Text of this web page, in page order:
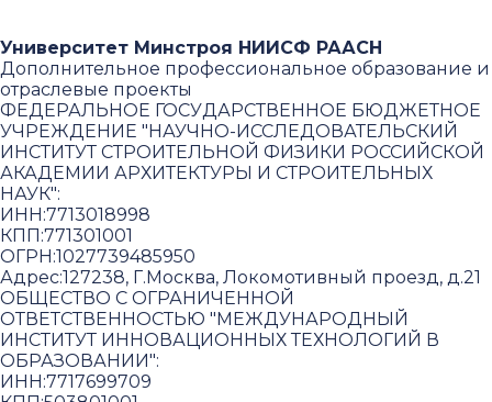
Университет Минстроя НИИСФ РААСН
Дополнительное профессиональное образование и
отраслевые проекты
ФЕДЕРАЛЬНОЕ ГОСУДАРСТВЕННОЕ БЮДЖЕТНОЕ
УЧРЕЖДЕНИЕ "НАУЧНО-ИССЛЕДОВАТЕЛЬСКИЙ
ИНСТИТУТ СТРОИТЕЛЬНОЙ ФИЗИКИ РОССИЙСКОЙ
АКАДЕМИИ АРХИТЕКТУРЫ И СТРОИТЕЛЬНЫХ
НАУК":
ИНН:7713018998
КПП:771301001
ОГРН:1027739485950
Адрес:127238, Г.Москва, Локомотивный проезд, д.21
ОБЩЕСТВО С ОГРАНИЧЕННОЙ
ОТВЕТСТВЕННОСТЬЮ "МЕЖДУНАРОДНЫЙ
ИНСТИТУТ ИННОВАЦИОННЫХ ТЕХНОЛОГИЙ В
ОБРАЗОВАНИИ":
ИНН:7717699709